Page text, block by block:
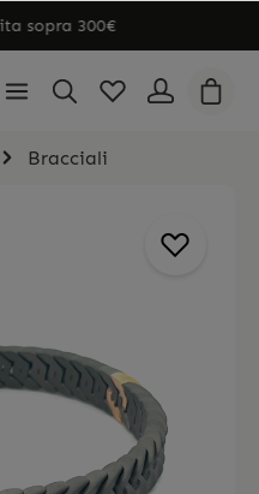
sopra 300€
Bracciali